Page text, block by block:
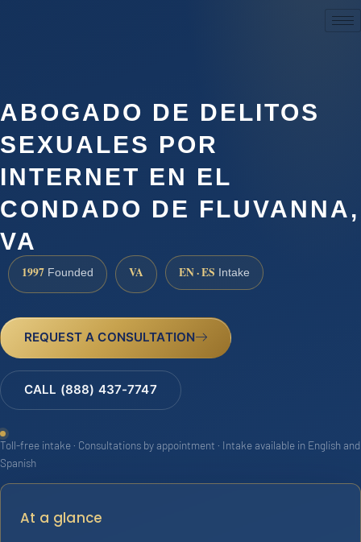
ABOGADO DE DELITOS
SEXUALES POR
INTERNET EN EL
CONDADO DE FLUVANNA,
VA
1997 Founded VA EN · ES Intake
REQUEST A CONSULTATION
CALL (888) 437-7747
Toll-free intake · Consultations by appointment · Intake available in English and
Spanish
At a glance